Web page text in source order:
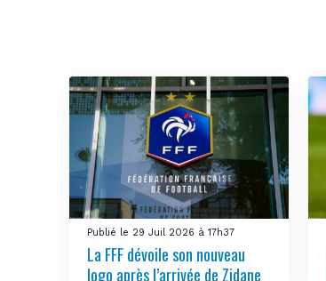
Publié le 29 Juil 2026 à 17h37
La FFF dévoile son nouveau
logo après l’arrivée de Zidane